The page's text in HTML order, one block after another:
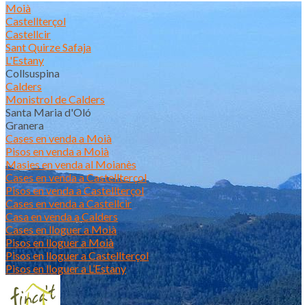
Moià
Castellterçol
Castellcir
Sant Quirze Safaja
L'Estany
Collsuspina
Calders
Monistrol de Calders
Santa Maria d'Oló
Granera
Cases en venda a Moià
Pisos en venda a Moià
Masies en venda al Moianès
Cases en venda a Castellterçol
Pisos en venda a Castellterçol
Cases en venda a Castellcir
Casa en venda a Calders
Cases en lloguer a Moià
Pisos en lloguer a Moià
Pisos en lloguer a Castellterçol
Pisos en lloguer a L’Estany